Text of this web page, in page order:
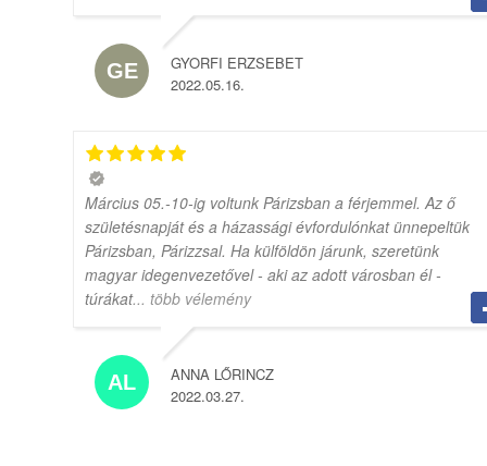
GYORFI ERZSEBET
2022.05.16.
Március 05.-10-ig voltunk Párizsban a férjemmel. Az ő
születésnapját és a házassági évfordulónkat ünnepeltük
Párizsban, Párizzsal. Ha külföldön járunk, szeretünk
magyar idegenvezetővel - aki az adott városban él -
túrákat... több vélemény
ANNA LŐRINCZ
2022.03.27.